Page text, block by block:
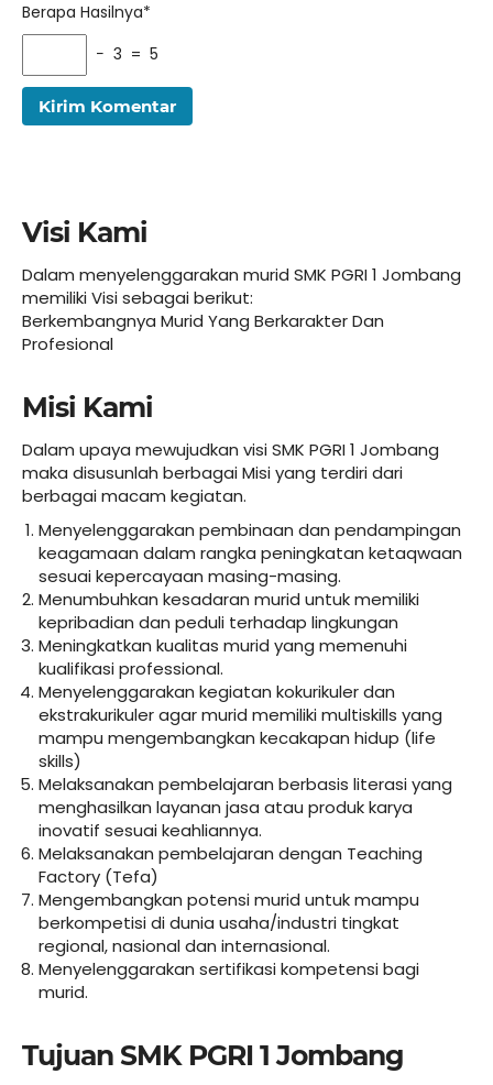
Berapa Hasilnya*
− 3 = 5
Visi Kami
Dalam menyelenggarakan murid SMK PGRI 1 Jombang
memiliki Visi sebagai berikut:
Berkembangnya Murid Yang Berkarakter Dan
Profesional
Misi Kami
Dalam upaya mewujudkan visi SMK PGRI 1 Jombang
maka disusunlah berbagai Misi yang terdiri dari
berbagai macam kegiatan.
Menyelenggarakan pembinaan dan pendampingan
keagamaan dalam rangka peningkatan ketaqwaan
sesuai kepercayaan masing-masing.
Menumbuhkan kesadaran murid untuk memiliki
kepribadian dan peduli terhadap lingkungan
Meningkatkan kualitas murid yang memenuhi
kualifikasi professional.
Menyelenggarakan kegiatan kokurikuler dan
ekstrakurikuler agar murid memiliki multiskills yang
mampu mengembangkan kecakapan hidup (life
skills)
Melaksanakan pembelajaran berbasis literasi yang
menghasilkan layanan jasa atau produk karya
inovatif sesuai keahliannya.
Melaksanakan pembelajaran dengan Teaching
Factory (Tefa)
Mengembangkan potensi murid untuk mampu
berkompetisi di dunia usaha/industri tingkat
regional, nasional dan internasional.
Menyelenggarakan sertifikasi kompetensi bagi
murid.
Tujuan SMK PGRI 1 Jombang